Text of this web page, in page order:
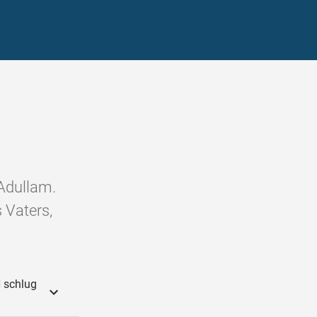
Vaters,
schlug